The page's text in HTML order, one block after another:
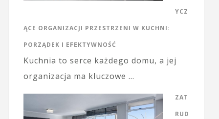
YCZ
ĄCE ORGANIZACJI PRZESTRZENI W KUCHNI:
PORZĄDEK I EFEKTYWNOŚĆ
Kuchnia to serce każdego domu, a jej
organizacja ma kluczowe …
ZAT
RUD